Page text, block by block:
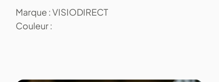
Marque : VISIODIRECT
Couleur :